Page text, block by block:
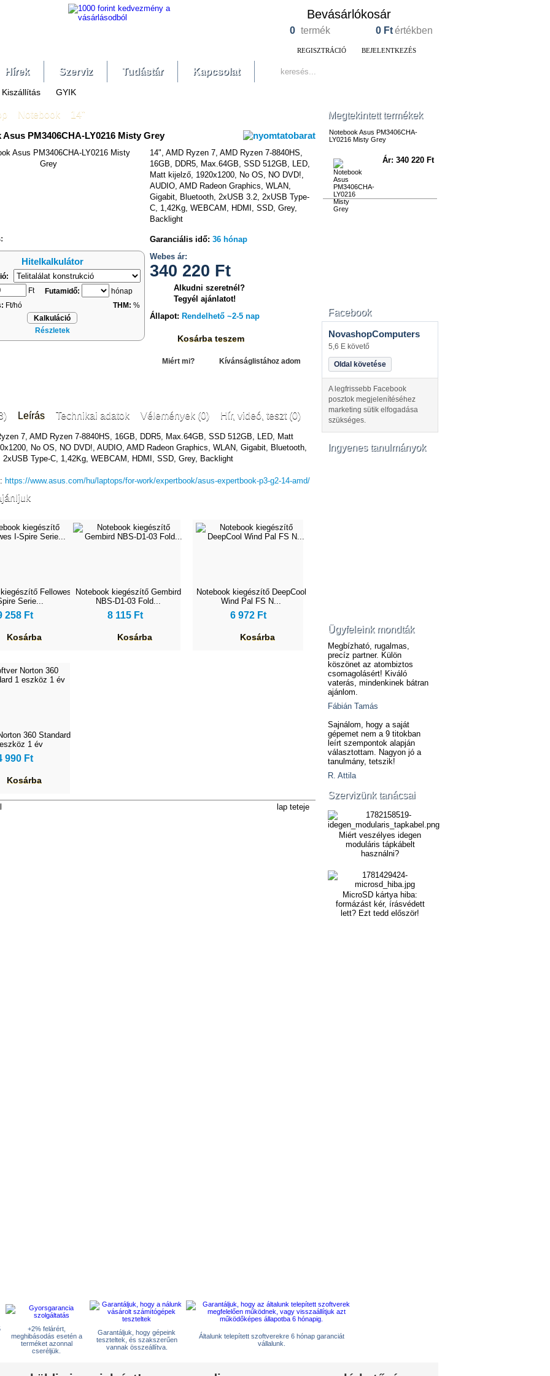
Bevásárlókosár
0 termék 0 Ftértékben
REGISZTRÁCIÓ BEJELENTKEZÉS
Hírek Szerviz Tudástár Kapcsolat
Kiszállítás GYIK
Notebook
14"
PM3406CHA-LY0216 Misty Grey
Hitelkalkulátor
Ft
Futamidő:
hónap
Ft/hó THM: %
Kalkuláció
Részletek
14", AMD Ryzen 7, AMD Ryzen 7-8840HS,
16GB, DDR5, Max.64GB, SSD 512GB, LED,
Matt kijelző, 1920x1200, No OS, NO DVD!,
AUDIO, AMD Radeon Graphics, WLAN,
Gigabit, Bluetooth, 2xUSB 3.2, 2xUSB Type-
C, 1,42Kg, WEBCAM, HDMI, SSD, Grey,
Backlight
Garanciális idő: 36 hónap
Webes ár:
340 220 Ft
Alkudni szeretnél?
Tegyél ajánlatot!
Állapot: Rendelhető ~2-5 nap
Kosárba teszem
Miért mi? Kívánságlistához adom
Leírás Technikai adatok Vélemények (0) Hír, videó, teszt (0)
7, AMD Ryzen 7-8840HS, 16GB, DDR5, Max.64GB, SSD 512GB, LED, Matt
No OS, NO DVD!, AUDIO, AMD Radeon Graphics, WLAN, Gigabit, Bluetooth,
2xUSB Type-C, 1,42Kg, WEBCAM, HDMI, SSD, Grey, Backlight
https://www.asus.com/hu/laptops/for-work/expertbook/asus-expertbook-p3-g2-14-amd/
Fellowes
Serie...
258 Ft
Kosárba
Notebook kiegészítő Gembird
NBS-D1-03 Fold...
8 115 Ft
Kosárba
Notebook kiegészítő DeepCool
Wind Pal FS N...
6 972 Ft
Kosárba
360 Standard
1 év
990 Ft
Kosárba
lap teteje
Megtekintett termékek
Notebook Asus PM3406CHA-
LY0216 Misty Grey
Ár: 340 220 Ft
Facebook
NovashopComputers
5,6 E követő
Oldal követése
A legfrissebb Facebook
posztok megjelenítéséhez
marketing sütik elfogadása
szükséges.
Ingyenes tanulmányok
Ügyfeleink mondták
Megbízható, rugalmas,
precíz partner. Külön
köszönet az atombiztos
csomagolásért! Kiváló
vaterás, mindenkinek bátran
ajánlom.
Fábián Tamás
Sajnálom, hogy a saját
gépemet nem a 9 titokban
leírt szempontok alapján
választottam. Nagyon jó a
tanulmány, tetszik!
R. Attila
Szervizünk tanácsai
Miért veszélyes idegen
moduláris tápkábelt
használni?
MicroSD kártya hiba:
formázást kér, írásvédett
lett? Ezt tedd először!
+2% felárért,
meghibásodás esetén a
terméket azonnal
cseréljük.
Garantáljuk, hogy gépeink
teszteltek, és szakszerűen
vannak összeállítva.
Általunk telepített szoftverekre 6 hónap garanciát
vállalunk.